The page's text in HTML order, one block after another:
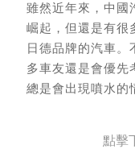
雖然近年來，中國
崛起，但還是有很
日德品牌的汽車。
多車友還是會優先
總是會出現噴水的
點擊